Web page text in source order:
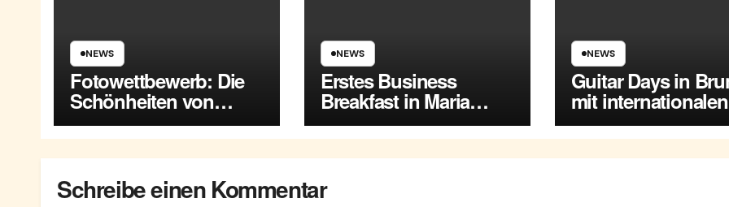
NEWS
Fotowettbewerb: Die
Schönheiten von
Maria Enzersdorf
NEWS
Erstes Business
Breakfast in Maria
Enzersdorf
NEWS
Guitar Days in
mit internationalen
Spitzenmusikern
Schreibe einen Kommentar